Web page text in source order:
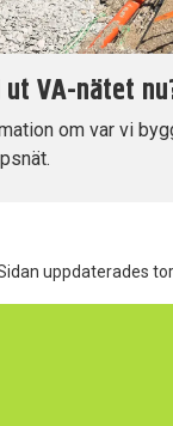
VA-nätet
om var vi
uppdaterades